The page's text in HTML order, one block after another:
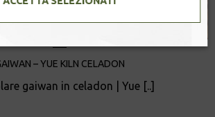
– YUE KILN CELADON
gaiwan in celadon | Yue [..]